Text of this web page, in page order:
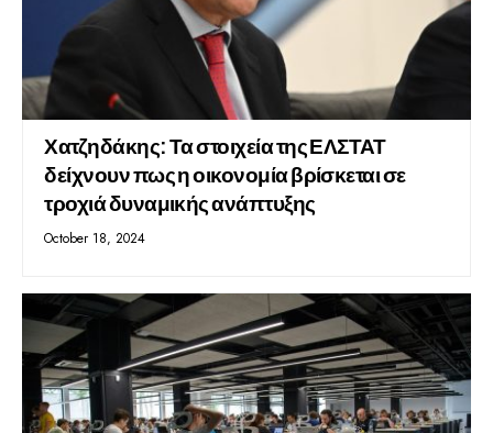
Χατζηδάκης: Τα στοιχεία της ΕΛΣΤΑΤ
δείχνουν πως η οικονομία βρίσκεται σε
τροχιά δυναμικής ανάπτυξης
October 18, 2024